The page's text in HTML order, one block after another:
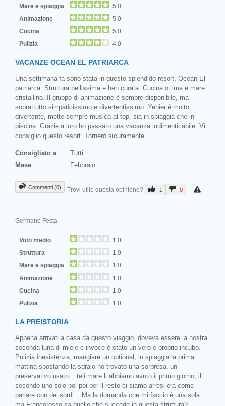
Mare e spiaggia
5.0
Animazione
5.0
Cucina
5.0
Pulizia
4.0
VACANZE OCEAN EL PATRIARCA
Una settimana fa sono stata in questo splendido resort, Ocean El
patriarca. Struttura bellissima e ben curata. Cucina ottima e mare
cristallino. Il gruppo di animazione è sempre disponibile, ma
soprattutto simpaticissimo e divertentissimo. Yenier è molto
divertente, mette sempre musica al top, sia in spiaggia che in
piscina. Grazie a loro ho passato una vacanza indimenticabile. Vi
consiglio questo resort. Tornerò sicuramente.
Consigliato a
Tutti
Mese
Febbraio
Commenti (0) Trovi utile questa opinione? 1 0
Germano Festa
Voto medio
1.0
Struttura
1.0
Mare e spiaggia
1.0
Animazione
1.0
Cucina
1.0
Pulizia
1.0
LA PREISTORIA
Appena arrivati a casa da questo viaggio, doveva essere la nostra
seconda luna di miele e invece è stato un vero e proprio incubo.
Pulizia inesistenza, mangiare un optional, in spiaggia la prima
mattina spostando la sdraio ho trovato una sorpresa, un
preservativo usato... teli mare li abbiamo avuto il primo giorno, il
secondo uno solo poi poi per il resto ci siamo arresi era come
parlare con dei sordi... Ma la domanda che mi faccio è una sola: